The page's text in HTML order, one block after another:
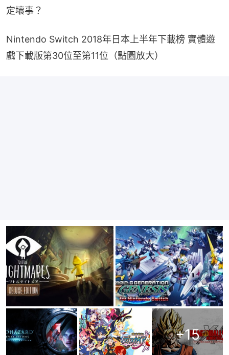
定壞事？
Nintendo Switch 2018年日本上半年下載榜 實體遊
戲下載版第30位至第11位（點圖放大）
+15